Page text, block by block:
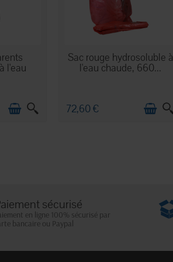
l'eau
EN STOCK
Sac rouge hydrosoluble à
l'eau chaude, 660...
72,60 €
sécurisé
en ligne 100% sécurisé par
bancaire ou Paypal